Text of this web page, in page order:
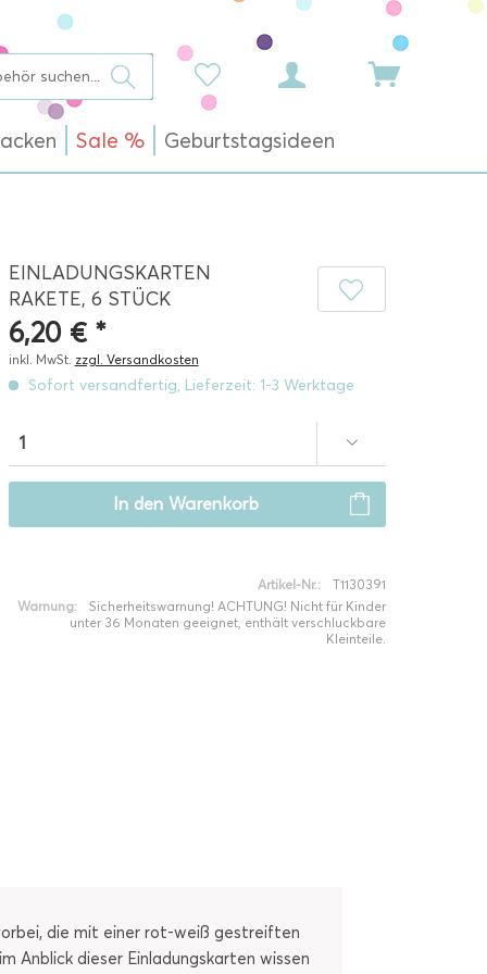
Sale % Geburtstagsideen
EINLADUNGSKARTEN
RAKETE, 6 STÜCK
6,20 € *
inkl. MwSt. zzgl. Versandkosten
Sofort versandfertig, Lieferzeit: 1-3 Werktage
In den Warenkorb
Artikel-Nr.:
T1130391
Warnung:
Sicherheitswarnung! ACHTUNG! Nicht für Kinder
unter 36 Monaten geeignet, enthält verschluckbare
Kleinteile.
die mit einer rot-weiß gestreiften
Anblick dieser Einladungskarten wissen